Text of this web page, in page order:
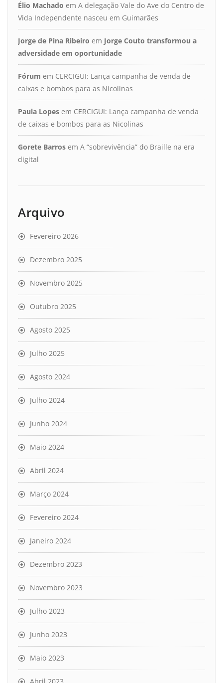
Élio Machado em A delegação Vale do Ave do Centro de
Vida Independente nasceu em Guimarães
Jorge de Pina Ribeiro em Jorge Couto transformou a
adversidade em oportunidade
Fórum em CERCIGUI: Lança campanha de venda de
caixas e bombos para as Nicolinas
Paula Lopes em CERCIGUI: Lança campanha de venda
de caixas e bombos para as Nicolinas
Gorete Barros em A “sobrevivência” do Braille na era
digital
Arquivo
Fevereiro 2026
Dezembro 2025
Novembro 2025
Outubro 2025
Agosto 2025
Julho 2025
Agosto 2024
Julho 2024
Junho 2024
Maio 2024
Abril 2024
Março 2024
Fevereiro 2024
Janeiro 2024
Dezembro 2023
Novembro 2023
Julho 2023
Junho 2023
Maio 2023